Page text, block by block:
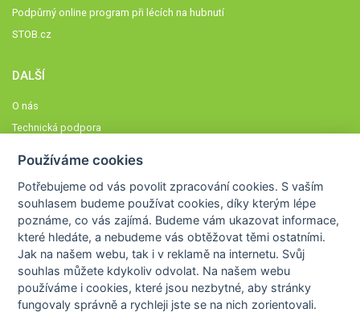
Podpůrný online program při lécích na hubnutí
STOB.cz
DALŠÍ
O nás
Technická podpora
Členové STOBklubu
Zásady nakládání s osobními údaji
Otestujte se
Spočítejte si
Výzva 52
Používáme cookies
Potřebujeme od vás povolit zpracování cookies. S vaším
souhlasem budeme používat cookies, díky kterým lépe
poznáme,co vás zajímá. Budeme vám ukazovat informace,
které hledáte, a nebudeme vás obtěžovat těmi ostatními.
Jak na našem webu, tak i v reklamě na internetu. Svůj
souhlas můžete kdykoliv odvolat. Na našem webu
používáme i cookies, které jsou nezbytné, aby stránky
fungovaly správně a rychleji jste se na nich zorientovali.